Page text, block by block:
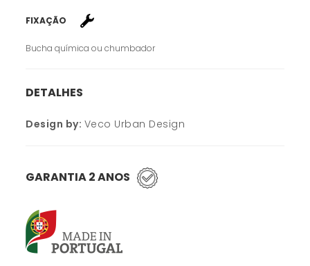
FIXAÇÃO
Bucha química ou chumbador
DETALHES
Design by: Veco Urban Design
GARANTIA 2 ANOS